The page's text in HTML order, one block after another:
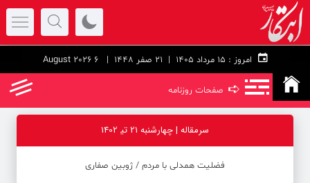
امروز : 21 صفر 1448 | 6 August 2026
➪ صفحات روزنامه
سرمقاله | چهارشنبه 21 تی‍ 1402
فضلیت همدلی با مردم ‪/‬ ژوبین صفاری